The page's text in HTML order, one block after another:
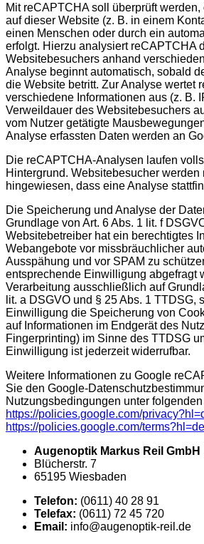
Mit reCAPTCHA soll überprüft
auf dieser Website (z. B. in einem
einen Menschen oder durch ein
erfolgt. Hierzu analysiert reCAPTCHA
Websitebesuchers anhand
Analyse beginnt automatisch, sobald
die Website betritt. Zur Analyse wertet
verschiedene Informationen aus (z. B.
Verweildauer des Websitebesuchers
vom Nutzer getätigte
Analyse erfassten Daten werden an
Die reCAPTCHA-Analysen laufen
Hintergrund. Websitebesucher werden
hingewiesen, dass eine Analyse
Die Speicherung und Analyse der
Grundlage von Art. 6 Abs. 1 lit. f
Websitebetreiber hat ein berechtigtes
Webangebote vor missbräuchlicher
Ausspähung und vor SPAM zu
entsprechende Einwilligung abgefragt
Verarbeitung ausschließlich auf
lit. a DSGVO und § 25 Abs. 1 TTDSG,
Einwilligung die Speicherung von
auf Informationen im Endgerät des
Fingerprinting) im Sinne des TTDSG
Einwilligung ist jederzeit widerrufbar.
Weitere Informationen zu Google
Sie den Google-
Nutzungsbedingungen unter
https://policies.google.com/
https://policies.google.com/terms?hl=de
Augenoptik Markus Reil GmbH
Blücherstr. 7
65195 Wiesbaden
Telefon: (0611) 40 28 91
Telefax: (0611) 72 45 720
Email: info@augenoptik-reil.de